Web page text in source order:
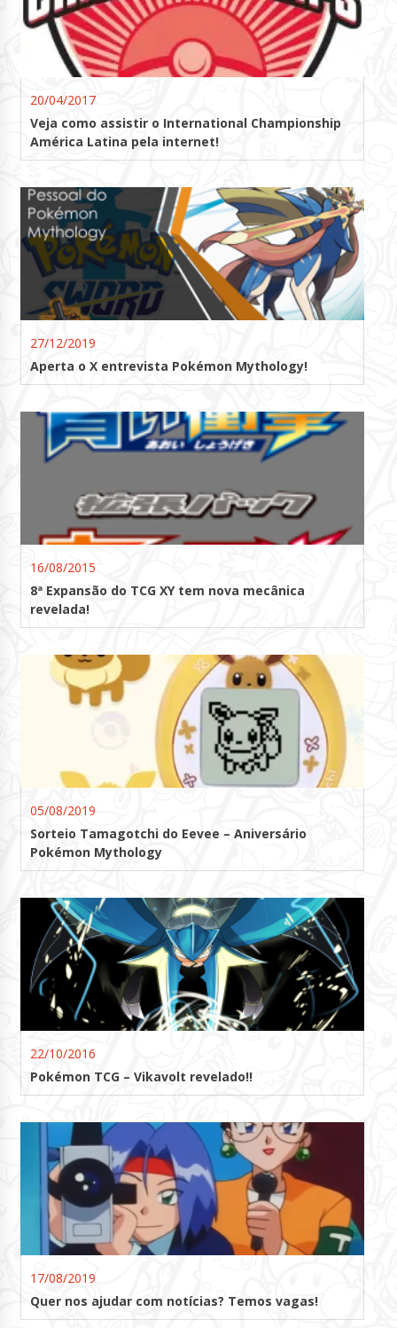
20/04/2017
Veja como assistir o International Championship
América Latina pela internet!
27/12/2019
Aperta o X entrevista Pokémon Mythology!
16/08/2015
8ª Expansão do TCG XY tem nova mecânica
revelada!
05/08/2019
Sorteio Tamagotchi do Eevee – Aniversário
Pokémon Mythology
22/10/2016
Pokémon TCG – Vikavolt revelado!!
17/08/2019
Quer nos ajudar com notícias? Temos vagas!